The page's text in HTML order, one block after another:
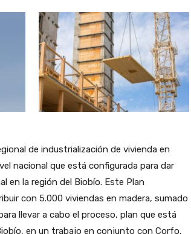
de industrialización de vivienda en
nacional que está configurada para dar
en la región del Biobío. Este Plan
con 5.000 viviendas en madera, sumado
llevar a cabo el proceso, plan que está
en un trabajo en conjunto con Corfo,